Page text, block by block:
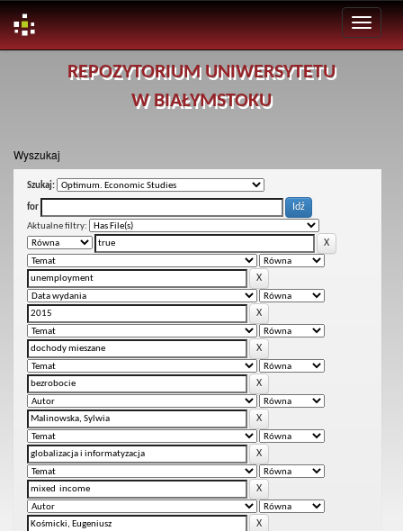
REPOZYTORIUM UNIWERSYTETU
W BIAŁYMSTOKU
Wyszukaj
Szukaj:
for
Aktualne filtry: